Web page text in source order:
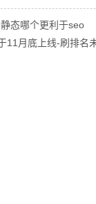
态哪个更利于seo
11月底上线-刷排名